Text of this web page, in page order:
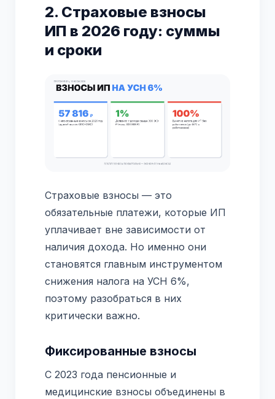
2. Страховые взносы
ИП в 2026 году: суммы
и сроки
Страховые взносы — это
обязательные платежи, которые ИП
уплачивает вне зависимости от
наличия дохода. Но именно они
становятся главным инструментом
снижения налога на УСН 6%,
поэтому разобраться в них
критически важно.
Фиксированные взносы
С 2023 года пенсионные и
медицинские взносы объединены в